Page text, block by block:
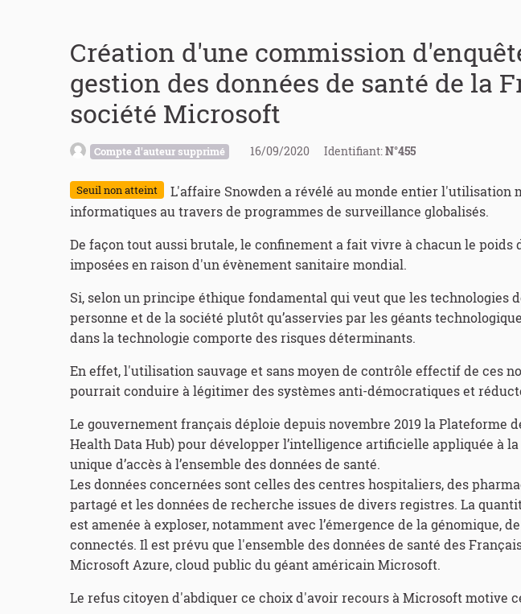
Création d'une commission
gestion des données de santé de la
société Microsoft
Compte d'auteur supprimé 16/09/2020 Identifiant:N°455
Seuil non atteint
L'affaire Snowden a révélé au monde entier l'utilisation
informatiques au travers de programmes de surveillance globalisés.
De façon tout aussi brutale, le confinement a fait vivre à chacun le poids
imposées en raison d'un évènement sanitaire mondial.
Si, selon un principe éthique fondamental qui veut que les technologies
personne et de la société plutôt qu’asservies par les géants
dans la technologie comporte des risques déterminants.
En effet, l'utilisation sauvage et sans moyen de contrôle effectif de ces
pourrait conduire à légitimer des systèmes anti-démocratiques et
Le gouvernement français déploie depuis novembre 2019 la Plateforme
Health Data Hub) pour développer l’intelligence artificielle appliquée à
unique d’accès à l’ensemble des données de santé.
Les données concernées sont celles des centres hospitaliers, des
partagé et les données de recherche issues de divers registres. La
est amenée à exploser, notamment avec l’émergence de la génomique,
connectés. Il est prévu que l'ensemble des données de santé des
Microsoft Azure, cloud public du géant américain Microsoft.
Le refus citoyen d'abdiquer ce choix d'avoir recours à Microsoft motive